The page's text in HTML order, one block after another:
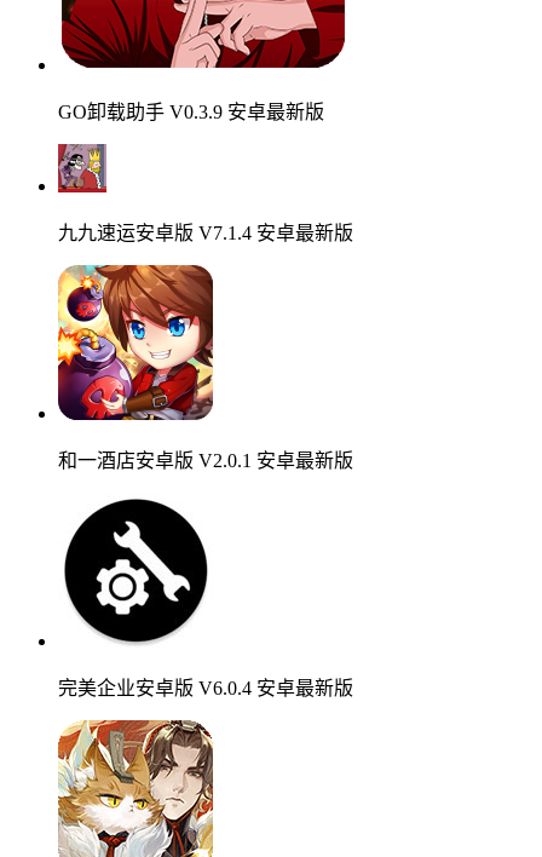
GO卸载助手 V0.3.9 安卓最新版
九九速运安卓版 V7.1.4 安卓最新版
和一酒店安卓版 V2.0.1 安卓最新版
完美企业安卓版 V6.0.4 安卓最新版